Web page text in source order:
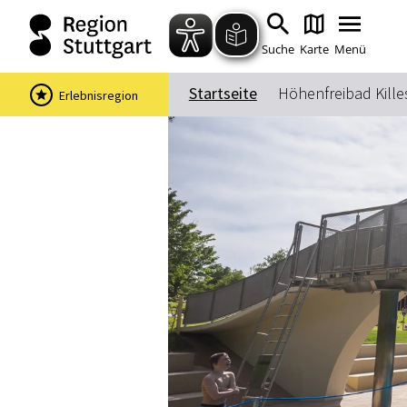
Suche Karte Menü
Startseite Höhenfreibad
Erlebnisregion